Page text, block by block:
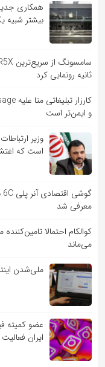
همکاری
بیشتر
ثانیه رونمایی کرد
و ایمن‌تر است
وزیر
است که
معرفی شد
می‌ماند
ملی‌شدن
عضو کمیته
ایران